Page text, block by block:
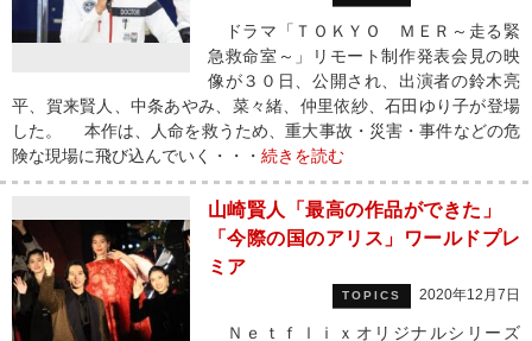
ドラマ「ＴＯＫＹＯ ＭＥＲ～走る緊
急救命室～」リモート制作発表会見の映
像が３０日、公開され、出演者の鈴木亮
平、賀来賢人、中条あやみ、菜々緒、仲里依紗、石田ゆり子が登場
した。 本作は、人命を救うため、重大事故・災害・事件などの危
険な現場に飛び込んでいく・・・ 続きを読む
山崎賢人「最高の作品ができた」
「今際の国のアリス」ワールドプレ
ミア
TOPICS 2020年12月7日
Ｎｅｔｆｌｉｘオリジナルシリーズ